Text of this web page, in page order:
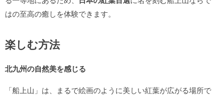
はの至高の癒しを体験できます。
楽しむ方法
北九州の自然美を感じる
「船上山」は、まるで絵画のように美しい紅葉が広がる場所で